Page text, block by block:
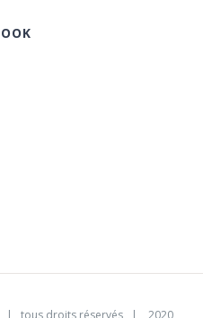
| tous droits réservés | 2020